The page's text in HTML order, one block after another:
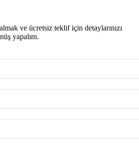
ve ücretsiz teklif için detaylarınızı
yapalım.